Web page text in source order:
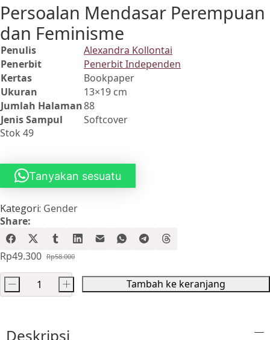
Persoalan Mendasar Perempuan
dan Feminisme
Penulis
Alexandra Kollontai
Penerbit
Penerbit Independen
Kertas
Bookpaper
Ukuran
13×19 cm
Jumlah Halaman88
Jenis Sampul
Softcover
Rp58.000
Harga
aslinya
adalah:
Rp58.000.
Rp49.300
Harga
saat
ini
adalah:
Stok 49
Tanyakan sesuatu
Kuantitas
Perempuan
- + Tambah ke keranjang
Kategori: Gender
Share:
Deskripsi